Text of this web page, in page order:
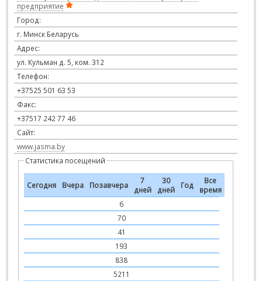
предприятие
Город:
г. Минск Беларусь
Адрес:
ул. Кульман д. 5, ком. 312
Телефон:
+37525 501 63 53
Факс:
+37517 242 77 46
Сайт:
www.jasma.by
Статистика посещений
Сегодня Вчера Позавчера
7
дней
30
дней
Год
Все
время
6
70
41
193
838
5211